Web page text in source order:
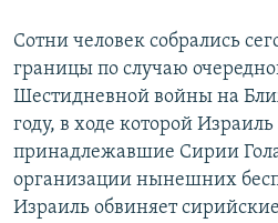
ЧИТАЕМ ПРЕССУ
Все сайты РСЕ/РС
Сотни человек собрались
границы по случаю
Шестидневной войны на
году, в ходе которой Израиль
принадлежавшие Сирии
организации нынешних
Израиль обвиняет